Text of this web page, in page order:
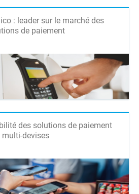
: leader sur le marché des
de paiement
des solutions de paiement
multi-devises